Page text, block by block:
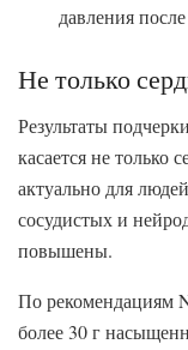
давления
Не только
Результаты
касается не только
актуально для
сосудистых и
повышены.
По рекомендациям
более 30 г